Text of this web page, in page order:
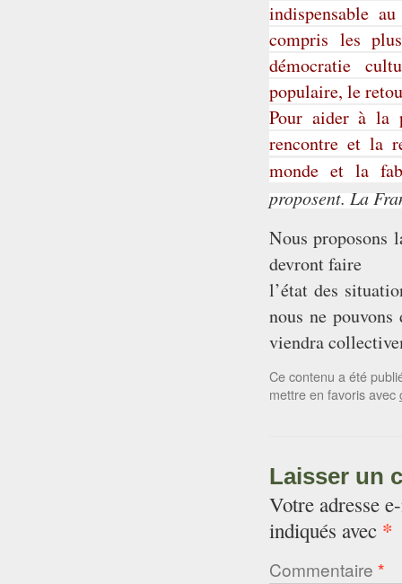
indispensable
compris les
démocratie
populaire, le
Pour aider à la
rencontre et la
monde et la
proposent. La
Nous proposons
devront faire
l’état des
nous ne
viendra
Ce contenu a été
mettre en favoris avec
Laisser un
Votre adresse
indiqués avec *
Commentaire *